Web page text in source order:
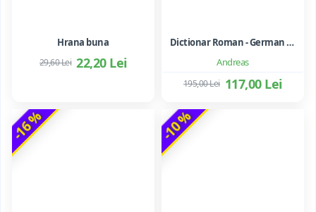
Hrana buna
22,20 Lei
29,60 Lei Andreas
Dictionar Roman - German - Mihai Anutei
117,00 Lei
195,00 Lei
-16 % -10 %